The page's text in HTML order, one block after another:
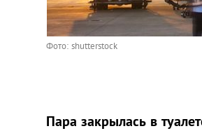
Фото: shutterstock
Пара закрылась в